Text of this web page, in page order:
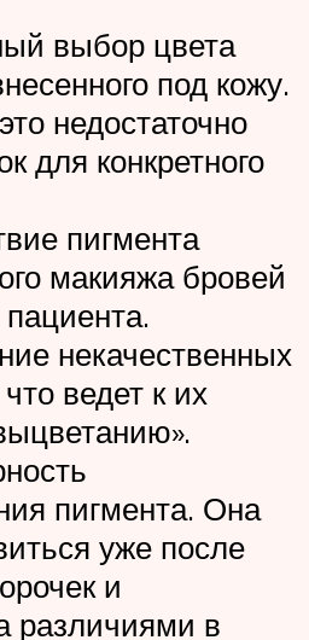
выбор цвета
под кожу.
недостаточно
для конкретного
пигмента
макияжа бровей
некачественных
ведет к их
пигмента. Она
уже после
и
различиями в